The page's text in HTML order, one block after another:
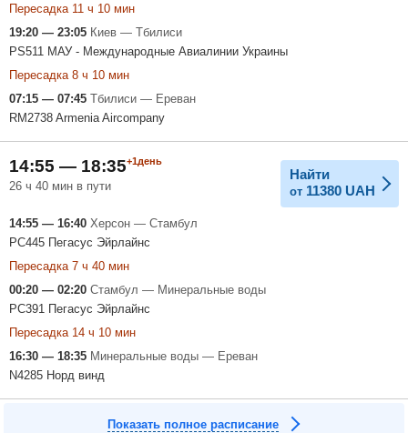
Пересадка 11 ч 10 мин
19:20 — 23:05 Киев — Тбилиси
PS511 МАУ - Международные Авиалинии Украины
Пересадка 8 ч 10 мин
07:15 — 07:45 Тбилиси — Ереван
RM2738 Armenia Aircompany
14:55 — 18:35+1день
26 ч 40 мин в пути
Найти
от 11380 UAH
14:55 — 16:40 Херсон — Стамбул
PC445 Пегасус Эйрлайнс
Пересадка 7 ч 40 мин
00:20 — 02:20 Стамбул — Минеральные воды
PC391 Пегасус Эйрлайнс
Пересадка 14 ч 10 мин
16:30 — 18:35 Минеральные воды — Ереван
N4285 Норд винд
Показать полное расписание